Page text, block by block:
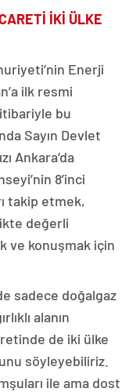
İKİ ÜLKE
Enerji
ilk resmi
bu
Sayın Devlet
Ankara’da
8’inci
takip etmek,
değerli
ve konuşmak için
sadece doğalgaz
alanın
de iki ülke
söyleyebiliriz.
ile ama dost